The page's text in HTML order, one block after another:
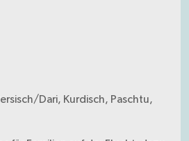
Dari, Kurdisch, Paschtu,